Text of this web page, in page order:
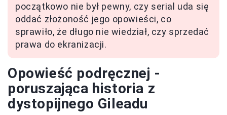
początkowo nie był pewny, czy serial uda się
oddać złożoność jego opowieści, co
sprawiło, że długo nie wiedział, czy sprzedać
prawa do ekranizacji.
Opowieść podręcznej -
poruszająca historia z
dystopijnego Gileadu